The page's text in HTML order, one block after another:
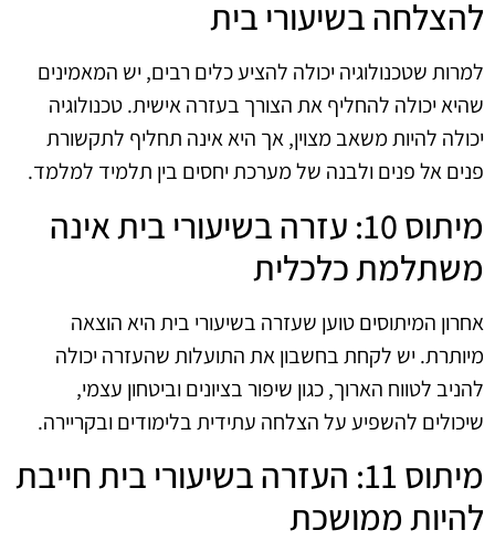
להצלחה בשיעורי בית
למרות שטכנולוגיה יכולה להציע כלים רבים, יש המאמינים
שהיא יכולה להחליף את הצורך בעזרה אישית. טכנולוגיה
יכולה להיות משאב מצוין, אך היא אינה תחליף לתקשורת
פנים אל פנים ולבנה של מערכת יחסים בין תלמיד למלמד.
מיתוס 10: עזרה בשיעורי בית אינה
משתלמת כלכלית
אחרון המיתוסים טוען שעזרה בשיעורי בית היא הוצאה
מיותרת. יש לקחת בחשבון את התועלות שהעזרה יכולה
להניב לטווח הארוך, כגון שיפור בציונים וביטחון עצמי,
שיכולים להשפיע על הצלחה עתידית בלימודים ובקריירה.
מיתוס 11: העזרה בשיעורי בית חייבת
להיות ממושכת